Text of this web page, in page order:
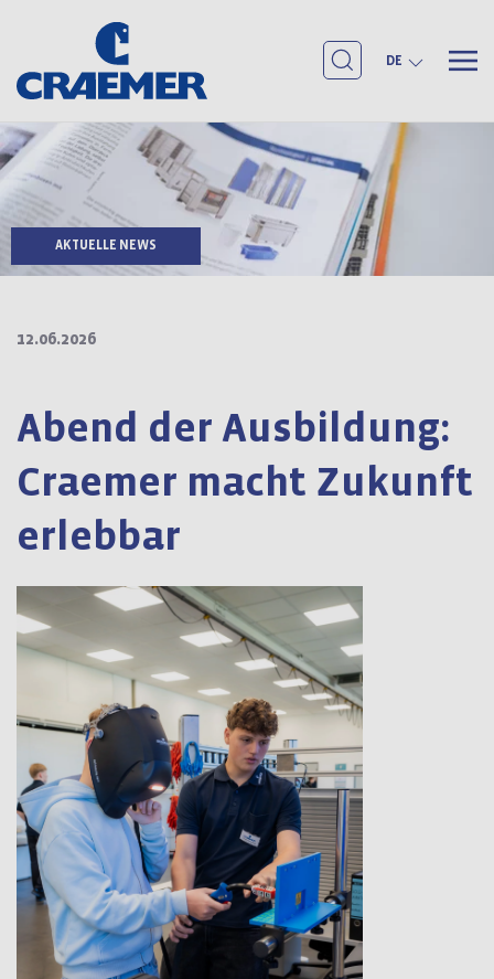
DE
AKTUELLE NEWS
12.06.2026
Abend der Ausbildung:
Craemer macht Zukunft
erlebbar